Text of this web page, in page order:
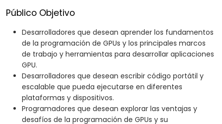
Público Objetivo
Desarrolladores que desean aprender los fundamentos
de la programación de GPUs y los principales marcos
de trabajo y herramientas para desarrollar aplicaciones
GPU.
Desarrolladores que desean escribir código portátil y
escalable que pueda ejecutarse en diferentes
plataformas y dispositivos.
Programadores que desean explorar las ventajas y
desafíos de la programación de GPUs y su